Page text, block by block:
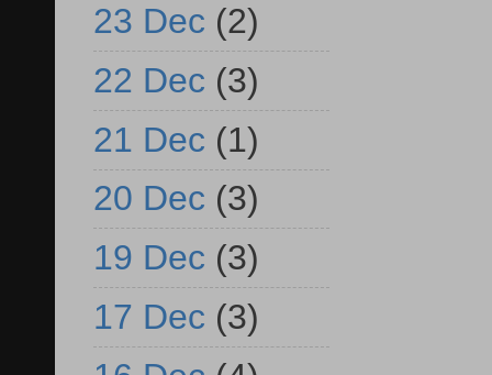
23 Dec (2)
22 Dec (3)
21 Dec (1)
20 Dec (3)
19 Dec (3)
17 Dec (3)